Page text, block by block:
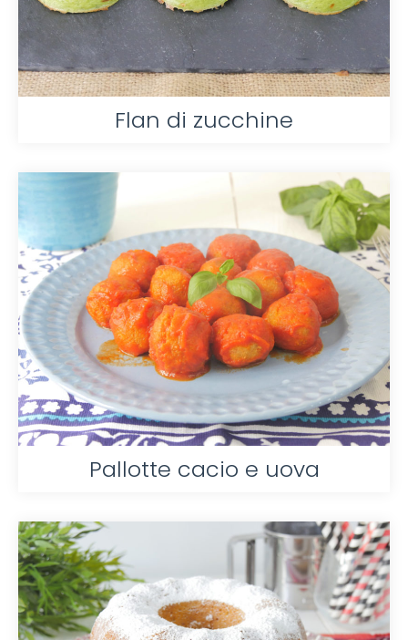
Flan di zucchine
Pallotte cacio e uova